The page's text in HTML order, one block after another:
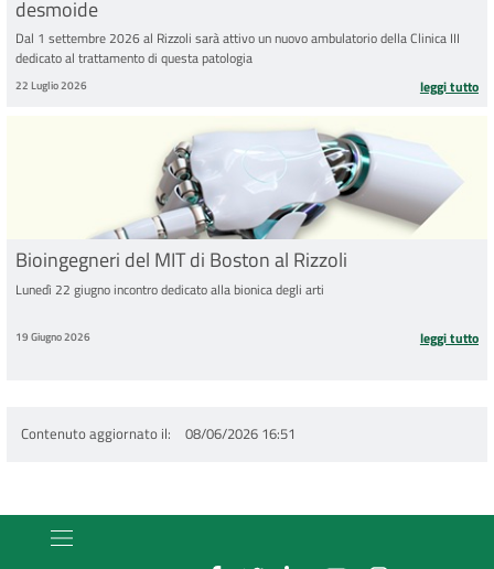
desmoide
Dal 1 settembre 2026 al Rizzoli sarà attivo un nuovo ambulatorio della Clinica III
dedicato al trattamento di questa patologia
22 Luglio 2026 leggi tutto
Bioingegneri del MIT di Boston al Rizzoli
Lunedì 22 giugno incontro dedicato alla bionica degli arti
19 Giugno 2026 leggi tutto
Contenuto aggiornato il 08/06/2026 16:51